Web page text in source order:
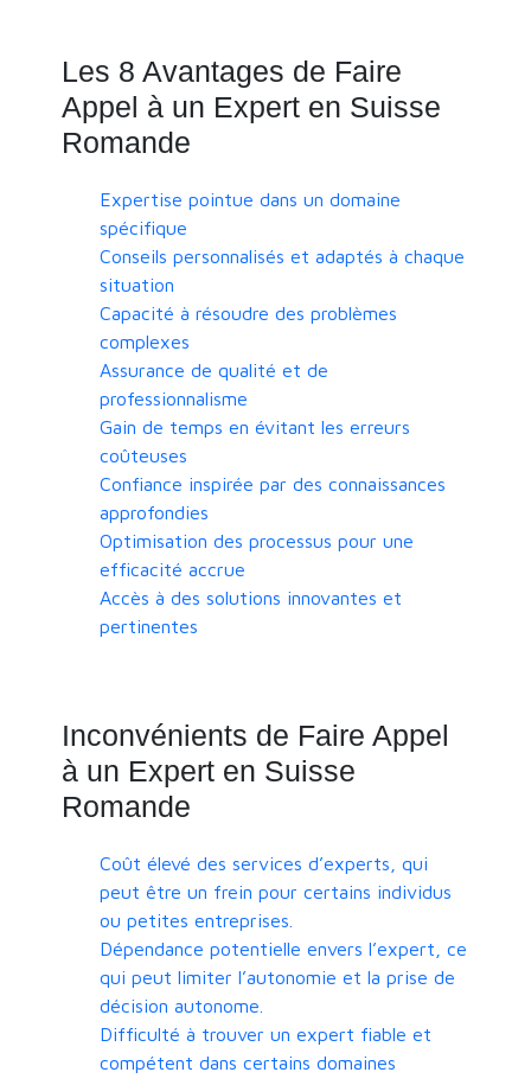
Les 8 Avantages de Faire
Appel à un Expert en Suisse
Romande
Expertise pointue dans un domaine
spécifique
Conseils personnalisés et adaptés à chaque
situation
Capacité à résoudre des problèmes
complexes
Assurance de qualité et de
professionnalisme
Gain de temps en évitant les erreurs
coûteuses
Confiance inspirée par des connaissances
approfondies
Optimisation des processus pour une
efficacité accrue
Accès à des solutions innovantes et
pertinentes
Inconvénients de Faire Appel
à un Expert en Suisse
Romande
Coût élevé des services d’experts, qui
peut être un frein pour certains individus
ou petites entreprises.
Dépendance potentielle envers l’expert, ce
qui peut limiter l’autonomie et la prise de
décision autonome.
Difficulté à trouver un expert fiable et
compétent dans certains domaines